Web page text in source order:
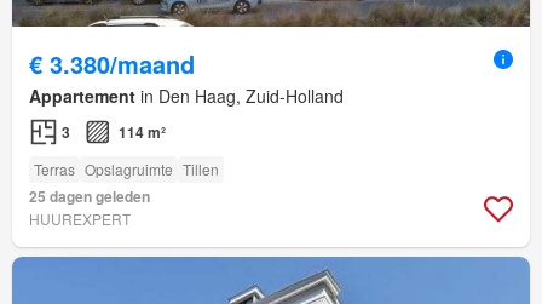
€ 3.380/maand
Appartement in Den Haag, Zuid-Holland
3 114 m²
Terras Opslagruimte Tillen
25 dagen geleden
HUUREXPERT